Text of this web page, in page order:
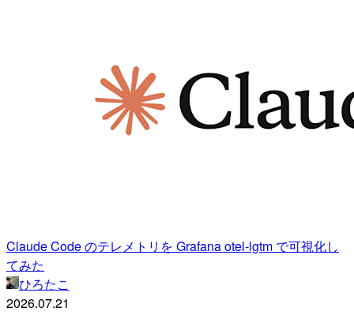
Claude Code のテレメトリを Grafana otel-lgtm で可視化し
てみた
ひろたこ
2026.07.21